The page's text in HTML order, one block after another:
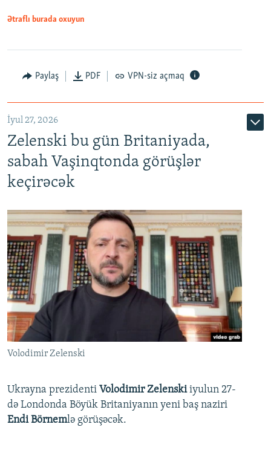
Ətraflı burada oxuyun
Paylaş PDF VPN-siz açmaq
İyul 27, 2026
Zelenski bu gün Britaniyada,
sabah Vaşinqtonda görüşlər
keçirəcək
Volodimir Zelenski
Ukrayna prezidenti Volodimir Zelenskiiyulun 27-
də Londonda Böyük Britaniyanın yeni baş naziri
Endi Börnemlə görüşəcək.